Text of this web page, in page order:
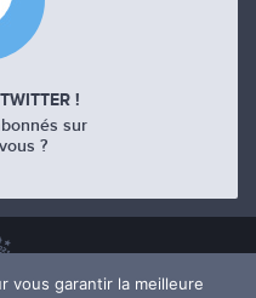
!
sur
?
vous garantir la meilleure